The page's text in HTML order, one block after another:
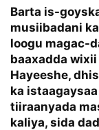
Barta is-
musiibadani
loogu magac-
baaxadda
Hayeeshe,
ka
tiiraanyada
kaliya, sida